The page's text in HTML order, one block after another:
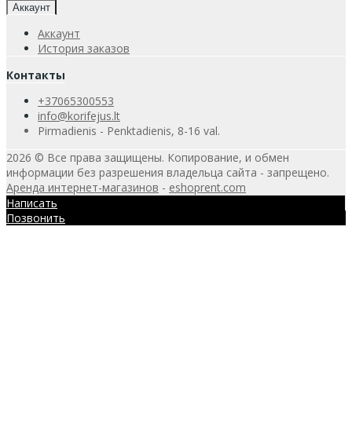
Аккаунт
Аккаунт
История заказов
Контакты
+37065300553
info@korifejus.lt
Pirmadienis - Penktadienis, 8-16 val.
2026 © Все права защищены. Копирование, и обмен
информации без разрешения владельца сайта - запрещено.
Аренда интернет-магазинов - eshoprent.com
Написать
Позвонить